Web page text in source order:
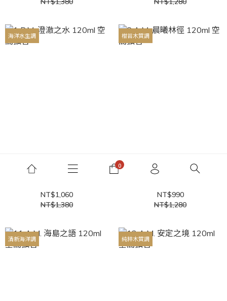
海洋水生調
1 P.M. 澄澈之水 120ml 空間
NT$1,060
NT$1,380
柑苔木質調
8 A.M. 晨曦林徑 120ml 空
NT$990
NT$1,280
清新海洋調 純粹木質調